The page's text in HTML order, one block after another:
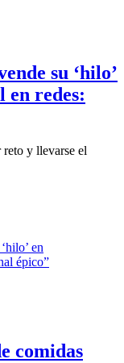
su ‘hilo’
en redes:
y llevarse el
comidas